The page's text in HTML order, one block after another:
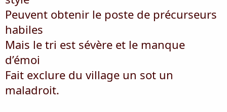
Peuvent obtenir le poste de précurseurs
habiles
Mais le tri est sévère et le manque
d’émoi
Fait exclure du village un sot un
maladroit.